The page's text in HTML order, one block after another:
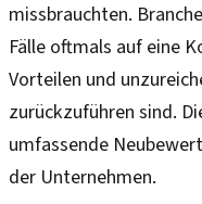
missbrauchten.
Fälle oftmals auf eine
Vorteilen und
zurückzuführen sind.
umfassende
der Unternehmen.